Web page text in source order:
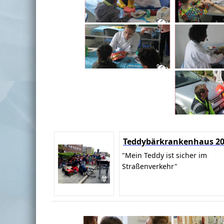
Teddybärkrankenhaus
"Mein Teddy ist sicher im
Straßenverkehr"